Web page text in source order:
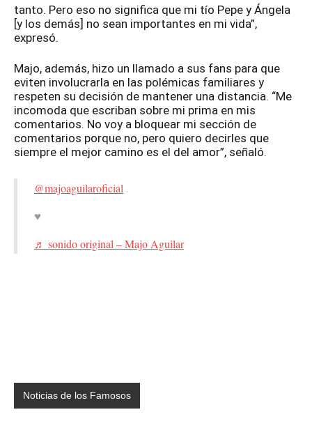
tanto. Pero eso no significa que mi tío Pepe y Ángela
[y los demás] no sean importantes en mi vida”,
expresó.
Majo, además, hizo un llamado a sus fans para que
eviten involucrarla en las polémicas familiares y
respeten su decisión de mantener una distancia. “Me
incomoda que escriban sobre mi prima en mis
comentarios. No voy a bloquear mi sección de
comentarios porque no, pero quiero decirles que
siempre el mejor camino es el del amor”, señaló.
@majoaguilaroficial
♥️
♬ sonido original – Majo Aguilar
Noticias de los Famosos